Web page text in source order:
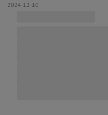
2024-12-10